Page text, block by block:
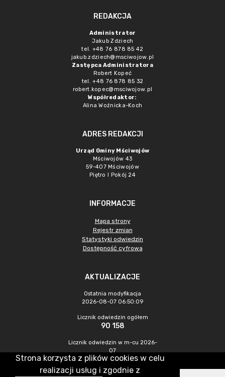
REDAKCJA
Administrator
Jakub Zdziech
tel. +48 76 878 85 42
jakub.zdziech@msciwojow.pl
Zastępca Administratora
Robert Kopeć
tel. +48 76 878 85 32
robert.kopec@msciwojow.pl
Współredaktor:
Alina Woźnicka-Koch
ADRES REDAKCJI
Urząd Gminy Mściwojów
Mściwojów 43
59-407 Mściwojów
Piętro I Pokój 24
INFORMACJE
Mapa strony
Rejestr zmian
Statystyki odwiedzin
Dostępność cyfrowa
AKTUALIZACJE
Ostatnia modyfikacja
2026-08-07 06:50:09
Licznik odwiedzin ogółem
90 158
Licznik odwiedzin w m-cu 2026-
07
637
Strona korzysta z plików cookies w celu
realizacji usług i zgodnie z